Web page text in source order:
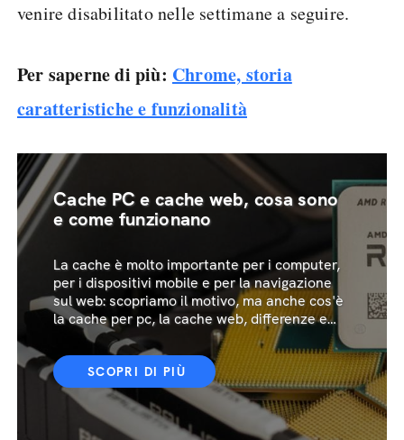
venire disabilitato nelle settimane a seguire.
Per saperne di più: Chrome, storia
caratteristiche e funzionalità
Cache PC e cache web, cosa sono
e come funzionano
La cache è molto importante per i computer,
per i dispositivi mobile e per la navigazione
sul web: scopriamo il motivo, ma anche cos'è
la cache per pc, la cache web, differenze e
come funzionano
SCOPRI DI PIÙ